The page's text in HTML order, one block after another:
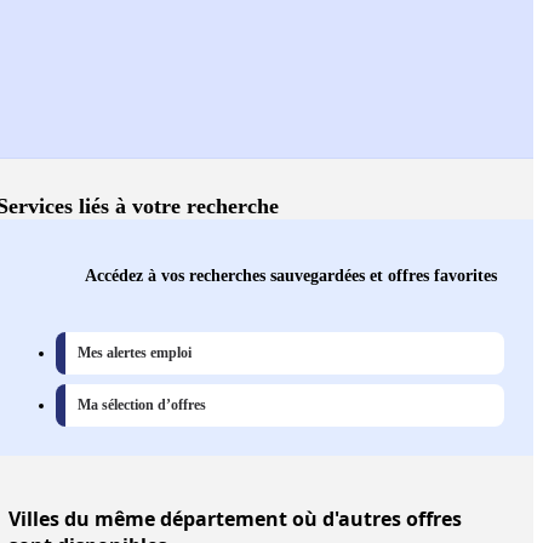
liés à votre recherche
Accédez à vos recherches sauvegardées et offres favorites
Mes alertes emploi
Ma sélection d’offres
Villesdu même département où d'autres offres